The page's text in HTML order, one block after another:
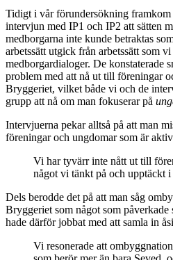
Tidigt i vår förundersökning framkom
intervjun med IP1 och IP2 att sätten
medborgarna inte kunde betraktas
arbetssätt utgick från arbetssätt som
medborgardialoger. De konstaterade
problem med att nå ut till föreningar
Bryggeriet, vilket både vi och de
grupp att nå om man fokuserar på
Intervjuerna pekar alltså på att man
föreningar och ungdomar som är
Vi har tyvärr inte nått ut till
något vi tänkt på och upptäckt i
Dels berodde det på att man såg
Bryggeriet som något som
hade därför jobbat med att samla in
Vi resonerade att